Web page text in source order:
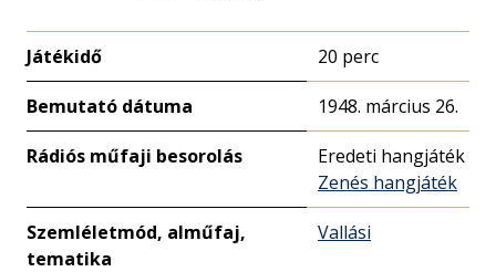
Játékidő 20 perc
Bemutató dátuma 1948. március 26.
Rádiós műfaji besorolás
Eredeti hangjáték
Zenés hangjáték
Szemléletmód, alműfaj,
tematika
Vallási